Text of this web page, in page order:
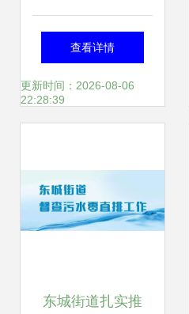
劳火腿扒麦满分套
餐评测 实拍与用户
查看详情
更新时间：2026-08-06
22:28:39
东城街道扎实推